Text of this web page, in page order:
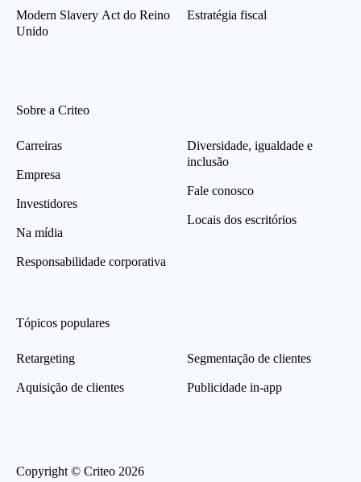
Modern Slavery Act do Reino
Unido
Estratégia fiscal
Sobre a Criteo
Carreiras
Empresa
Investidores
Na mídia
Responsabilidade corporativa
Diversidade, igualdade e
inclusão
Fale conosco
Locais dos escritórios
Tópicos populares
Retargeting
Aquisição de clientes
Segmentação de clientes
Publicidade in-app
Copyright © Criteo 2026